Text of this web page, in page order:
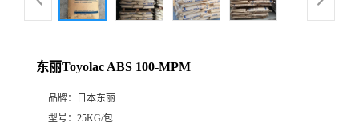
东丽Toyolac ABS 100-MPM
品牌：
日本东丽
型号： 25KG/包